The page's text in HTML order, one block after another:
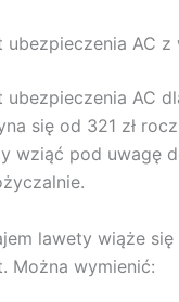
ubezpieczenia AC
ubezpieczenia AC
się od 321 zł
wziąć pod uwagę
lawety wiąże
Można wymienić: